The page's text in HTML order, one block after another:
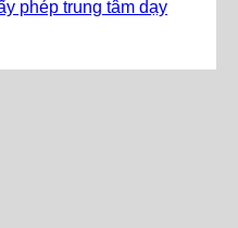
phép trung tâm dạy